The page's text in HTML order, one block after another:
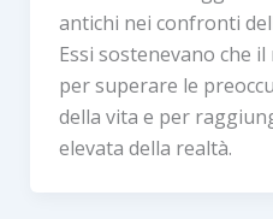
antichi nei confronti
Essi sostenevano che
per superare le
della vita e per
elevata della realtà.